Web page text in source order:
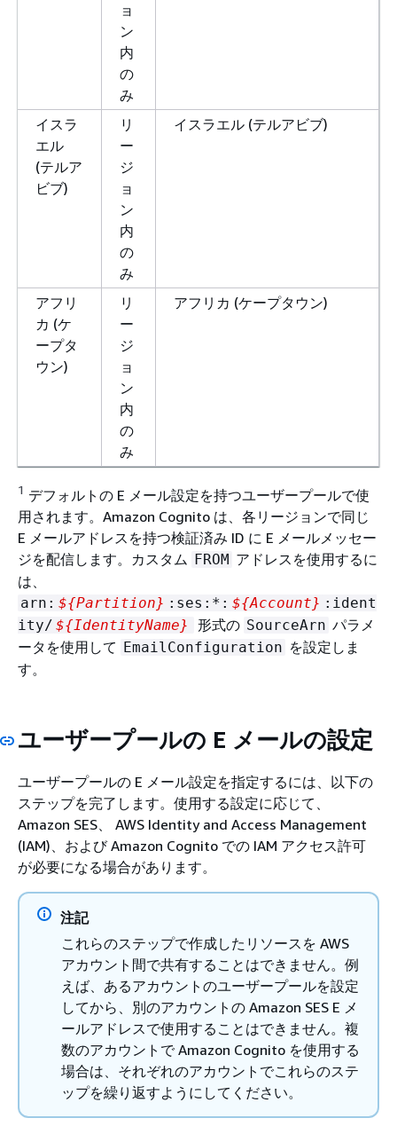
ョ
ン
内
の
み
イスラ
エル
(テルア
ビブ)
リ
ー
ジ
ョ
ン
内
の
み
イスラエル (テルアビブ)
アフリ
カ (ケ
ープタ
ウン)
リ
ー
ジ
ョ
ン
内
の
み
アフリカ (ケープタウン)
1 デフォルトの E メール設定を持つユーザープールで使
用されます。Amazon Cognito は、各リージョンで同じ
E メールアドレスを持つ検証済み ID に E メールメッセー
ジを配信します。カスタム FROM アドレスを使用するに
は、
arn: ${Partition} :ses:*: ${Account} :ident
ity/ ${IdentityName} 形式の SourceArn パラメ
ータを使用して
EmailConfiguration を設定しま
す。
ユーザープールの E メールの設定
ユーザープールの E メール設定を指定するには、以下の
ステップを完了します。使用する設定に応じて、
Amazon SES、 AWS Identity and Access Management
(IAM)、および Amazon Cognito での IAM アクセス許可
が必要になる場合があります。
注記
これらのステップで作成したリソースを AWS
アカウント間で共有することはできません。例
えば、あるアカウントのユーザープールを設定
してから、別のアカウントの Amazon SES E メ
ールアドレスで使用することはできません。複
数のアカウントで Amazon Cognito を使用する
場合は、それぞれのアカウントでこれらのステ
ップを繰り返すようにしてください。